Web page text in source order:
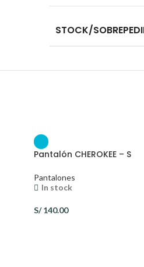
STOCK/
Pantalón CHEROKEE – S
Pantalones
In stock
S/140.00